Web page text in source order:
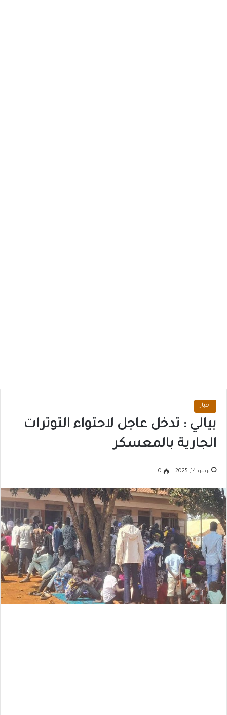
اخبار
بيالي : تدخل عاجل لاحتواء التوترات
الجارية بالمعسكر
يوليو 14, 2025 0